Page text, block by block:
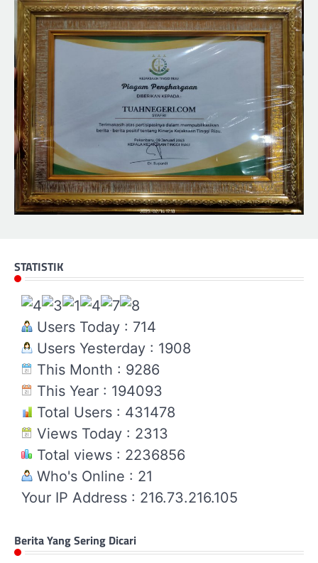
STATISTIK
Users Today : 714
Users Yesterday : 1908
This Month : 9286
This Year : 194093
Total Users : 431478
Views Today : 2313
Total views : 2236856
Who's Online : 21
Your IP Address : 216.73.216.105
Berita Yang Sering Dicari